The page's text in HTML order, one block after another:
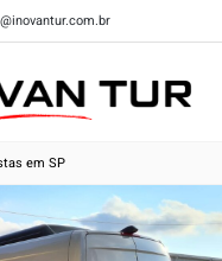
em SP